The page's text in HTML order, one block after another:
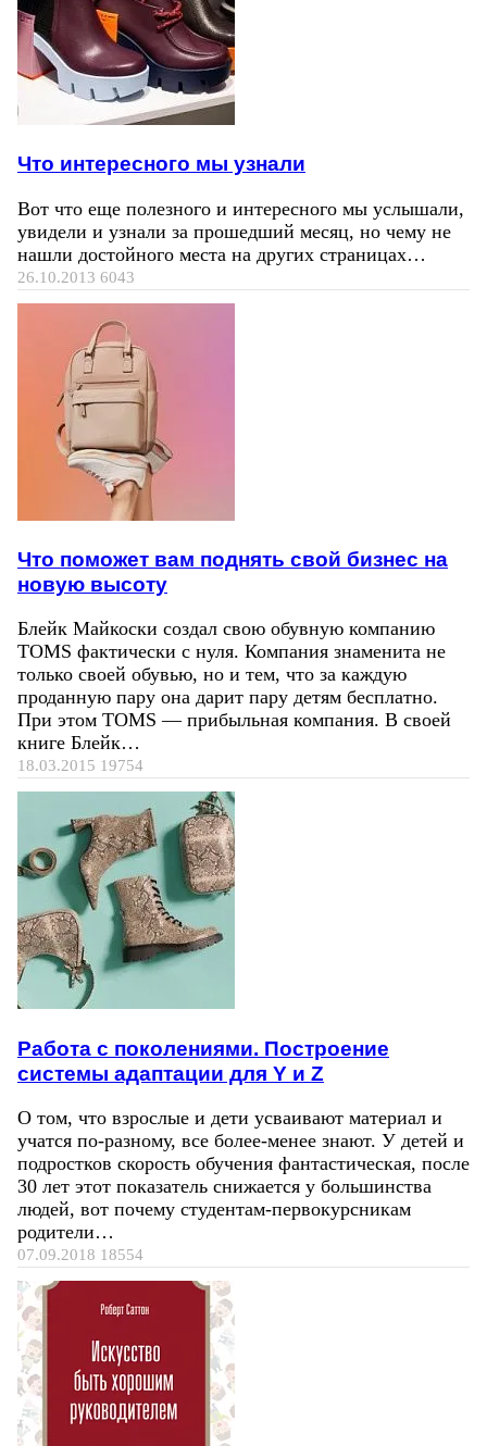
Что интересного мы узнали
Вот что еще полезного и интересного мы услышали,
увидели и узнали за прошедший месяц, но чему не
нашли достойного места на других страницах…
26.10.2013 6043
Что поможет вам поднять свой бизнес на
новую высоту
Блейк Майкоски создал свою обувную компанию
TOMS фактически с нуля. Компания знаменита не
только своей обувью, но и тем, что за каждую
проданную пару она дарит пару детям бесплатно.
При этом TOMS — прибыльная компания. В своей
книге Блейк…
18.03.2015 19754
Работа с поколениями. Построение
системы адаптации для Y и Z
О том, что взрослые и дети усваивают материал и
учатся по-разному, все более-менее знают. У детей и
подростков скорость обучения фантастическая, после
30 лет этот показатель снижается у большинства
людей, вот почему студентам-первокурсникам
родители…
07.09.2018 18554